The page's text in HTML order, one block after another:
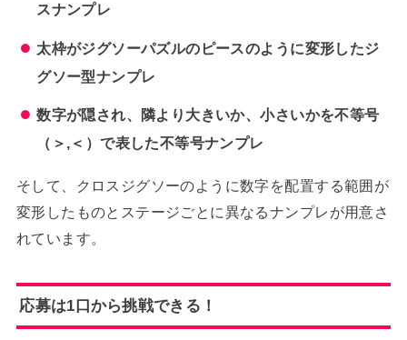
スナンプレ
太枠がジグソーパズルのピースのように変形したジ
グソー型ナンプレ
数字が隠され、隣より大きいか、小さいかを不等号
（＞,＜）で表した不等号ナンプレ
そして、クロスジグソーのように数字を配置する範囲が
変形したものとステージごとに異なるナンプレが用意さ
れています。
応募は1口から挑戦できる！